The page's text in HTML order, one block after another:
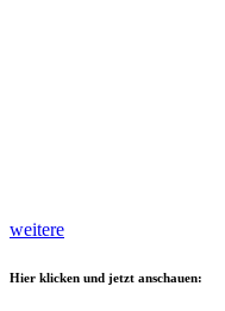
weitere
Hier klicken und jetzt anschauen: